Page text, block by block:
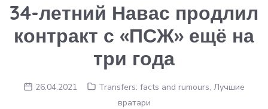
34-летний Навас продлил
контракт с «ПСЖ» ещё на
три года
26.04.2021 Transfers: facts and rumours, Лучшие
вратари